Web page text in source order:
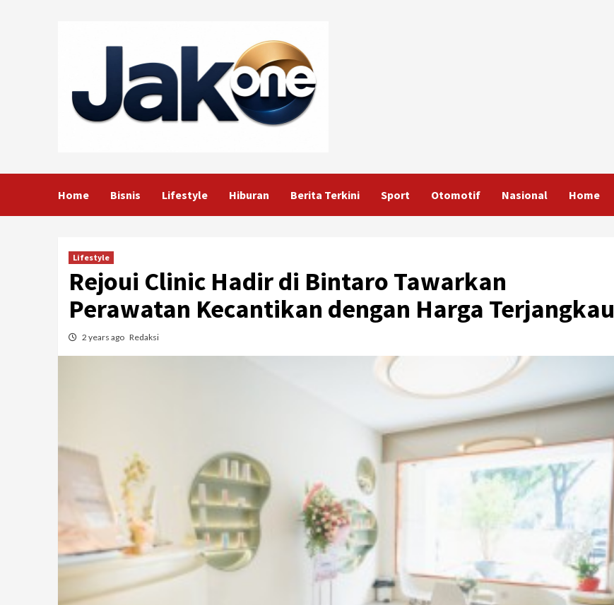
Home Bisnis Lifestyle Hiburan Berita Terkini Sport Otomotif Nasional Home
Lifestyle
Rejoui Clinic Hadir di Bintaro Tawarkan
Perawatan Kecantikan dengan Harga Terjangkau
2 years ago Redaksi